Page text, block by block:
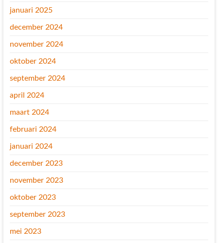
januari 2025
december 2024
november 2024
oktober 2024
september 2024
april 2024
maart 2024
februari 2024
januari 2024
december 2023
november 2023
oktober 2023
september 2023
mei 2023